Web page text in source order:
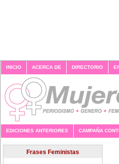
INICIO ACERCA DE DIRECTORIO
EDICIONES ANTERIORES CAMPAÑA
Frases Feministas